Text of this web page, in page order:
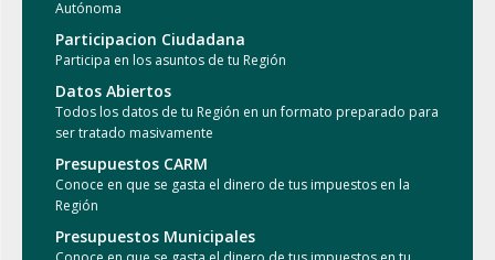
Autónoma
Participacion Ciudadana
Participa en los asuntos de tu Región
Datos Abiertos
Todos los datos de tu Región en un formato preparado para
ser tratado masivamente
Presupuestos CARM
Conoce en que se gasta el dinero de tus impuestos en la
Región
Presupuestos Municipales